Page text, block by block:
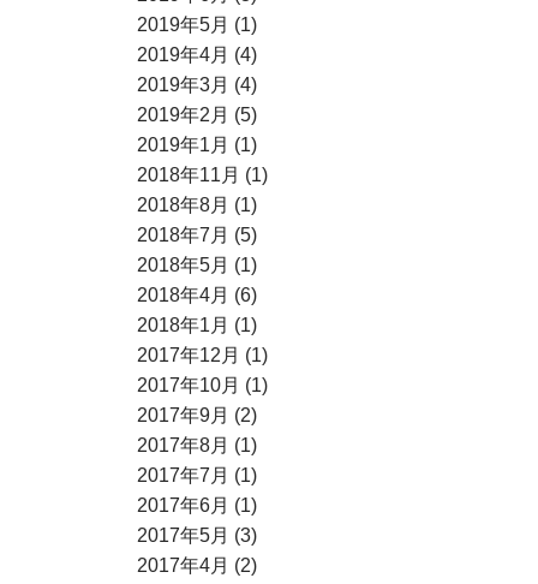
2019年5月 (1)
2019年4月 (4)
2019年3月 (4)
2019年2月 (5)
2019年1月 (1)
2018年11月 (1)
2018年8月 (1)
2018年7月 (5)
2018年5月 (1)
2018年4月 (6)
2018年1月 (1)
2017年12月 (1)
2017年10月 (1)
2017年9月 (2)
2017年8月 (1)
2017年7月 (1)
2017年6月 (1)
2017年5月 (3)
2017年4月 (2)